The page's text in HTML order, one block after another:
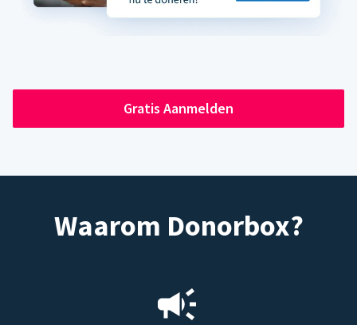
Gratis Aanmelden
Waarom Donorbox?